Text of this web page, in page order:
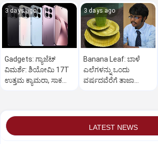
3 days ago
Gadgets: ಗ್ಯಾಜೆಟ್
ವಿಮರ್ಶೆ: ಶಿಯೋಮಿ 17T
ಉತ್ತಮ ಕ್ಯಾಮರಾ, ಸಾಕಷ್ಟು
3 days ago
Banana Leaf: ಬಾಳೆ
ಎಲೆಗಳನ್ನು ಒಂದು
ವರ್ಷದವೆರೆಗೆ ತಾಜಾ
LATEST NEWS